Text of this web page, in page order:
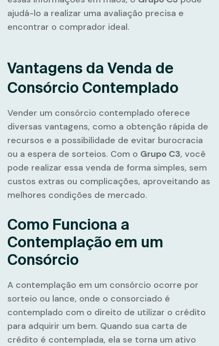
ajudá-lo a realizar uma avaliação precisa e
encontrar o comprador ideal.
Vantagens da Venda de
Consórcio Contemplado
Vender um consórcio contemplado oferece
diversas vantagens, como a obtenção rápida de
recursos e a possibilidade de evitar burocracia
ou a espera de sorteios. Com o Grupo C3, você
pode realizar essa venda de forma simples, sem
custos extras ou complicações, aproveitando as
melhores condições de mercado.
Como Funciona a
Contemplação em um
Consórcio
A contemplação em um consórcio ocorre por
sorteio ou lance, onde o consorciado é
contemplado com o direito de utilizar o crédito
para adquirir um bem. Quando sua carta de
crédito é contemplada, ela se torna um ativo